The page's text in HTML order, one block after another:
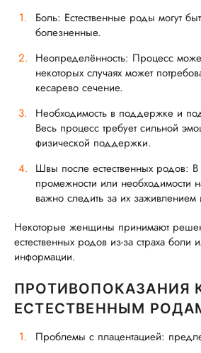
Боль: Естественные роды могут
болезненные.
Неопределённость: Процесс
некоторых случаях может
кесарево сечение.
Необходимость в поддержке и
Весь процесс требует сильной
физической поддержки.
Швы после естественных родов:
промежности или необходимости
важно следить за их заживлением
Некоторые женщины принимают
естественных родов из-за страха боли
информации.
ПРОТИВОПОКАЗАНИЯ
ЕСТЕСТВЕННЫМ
Проблемы с плацентацией: